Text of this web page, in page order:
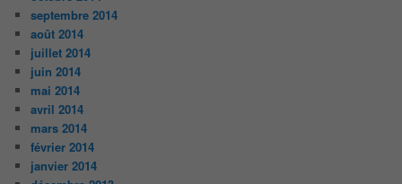
septembre 2014
août 2014
juillet 2014
juin 2014
mai 2014
avril 2014
mars 2014
février 2014
janvier 2014